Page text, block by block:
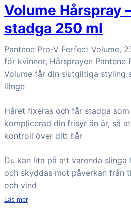
Volume Hårspray
stadga 250 ml
Pantene Pro-V Perfect Volume,
för kvinnor, Hårsprayen Pantene
Volume får din slutgiltiga styling
länge
Håret fixeras och får stadga
komplicerad din frisyr än är, så
kontroll över ditt hår
Du kan lita på att varenda slinga
och skyddas mot påverkan från
och vind
Läs mer